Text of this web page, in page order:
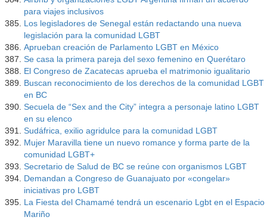
para viajes inclusivos
Los legisladores de Senegal están redactando una nueva
legislación para la comunidad LGBT
Aprueban creación de Parlamento LGBT en México
Se casa la primera pareja del sexo femenino en Querétaro
El Congreso de Zacatecas aprueba el matrimonio igualitario
Buscan reconocimiento de los derechos de la comunidad LGBT
en BC
Secuela de “Sex and the City” integra a personaje latino LGBT
en su elenco
Sudáfrica, exilio agridulce para la comunidad LGBT
Mujer Maravilla tiene un nuevo romance y forma parte de la
comunidad LGBT+
Secretario de Salud de BC se reúne con organismos LGBT
Demandan a Congreso de Guanajuato por «congelar»
iniciativas pro LGBT
La Fiesta del Chamamé tendrá un escenario Lgbt en el Espacio
Mariño